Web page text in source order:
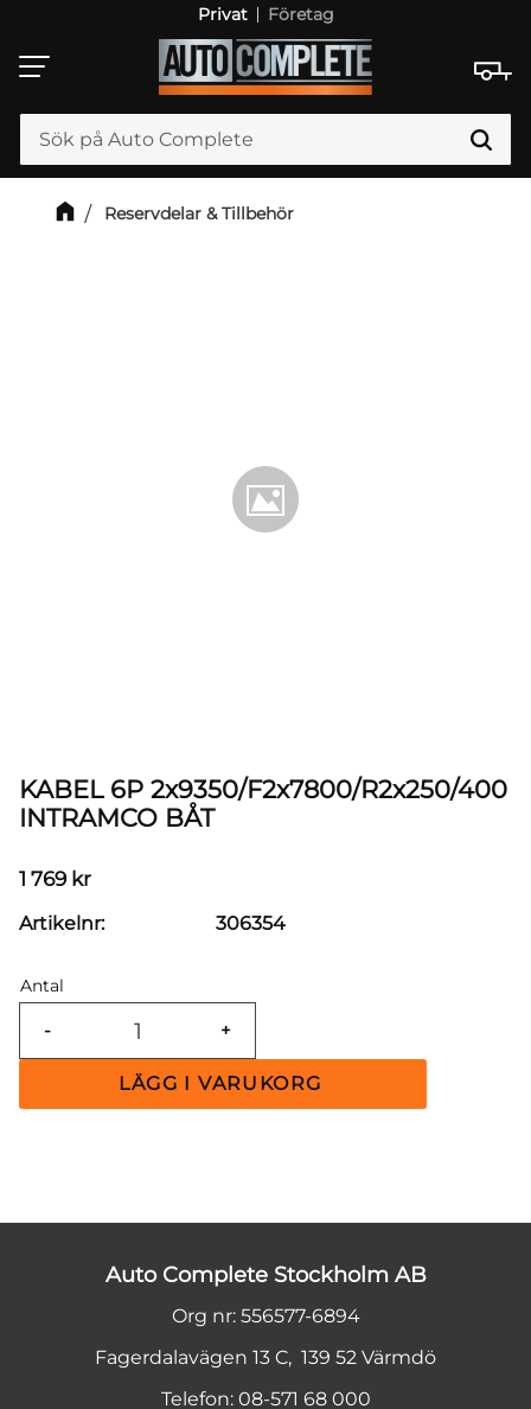
Meny
Privat Företag
Reservdelar & Tillbehör
KABEL 6P 2x9350/F2x7800/R2x250/400
INTRAMCO BÅT
1 769kr
Antal
+
-
Artikelnr 306354
Auto Complete Stockholm AB
Org nr: 556577-6894
Fagerdalavägen 13 C, 139 52 Värmdö
Telefon: 08-571 68 000